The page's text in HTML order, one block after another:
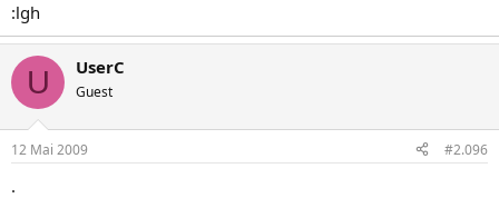
:lgh
U UserC
Guest
12 Mai 2009 #2.096
.